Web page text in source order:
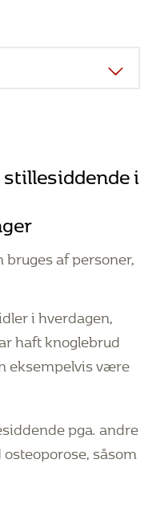
i
af personer,
i hverdagen,
haft knoglebrud
eksempelvis være
pga. andre
såsom